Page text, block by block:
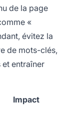
de la page
«
évitez la
de mots-clés,
entraîner
Impact